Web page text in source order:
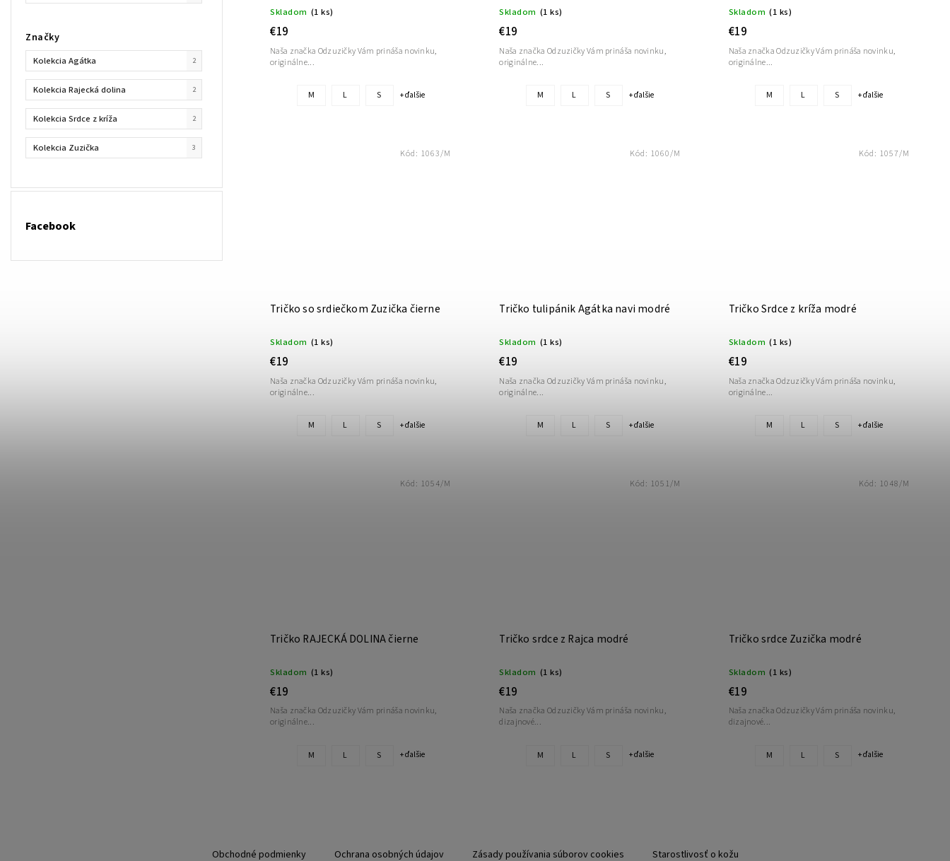
Značky
Kolekcia Agátka 2
Kolekcia Rajecká dolina 2
Kolekcia Srdce z kríža 2
Kolekcia Zuzička 3
Facebook
Skladom (1 ks)
€19
Naša značka Odzuzičky Vám prináša novinku,
originálne...
M L S + ďalšie
Skladom (1 ks)
€19
Naša značka Odzuzičky Vám prináša novinku,
originálne...
M L S + ďalšie
Skladom (1 ks)
€19
Naša značka Odzuzičky Vám prináša novinku,
originálne...
M L S + ďalšie
Tričko so srdiečkom Zuzička čierne
Skladom (1 ks)
€19
Naša značka Odzuzičky Vám prináša novinku,
originálne...
M L S + ďalšie
Kód: 1063/M
Tričko tulipánik Agátka navi modré
Skladom (1 ks)
€19
Naša značka Odzuzičky Vám prináša novinku,
originálne...
M L S + ďalšie
Kód: 1060/M
Tričko Srdce z kríža modré
Skladom (1 ks)
€19
Naša značka Odzuzičky Vám prináša novinku,
originálne...
M L S + ďalšie
Kód: 1057/M
Tričko RAJECKÁ DOLINA čierne
Skladom (1 ks)
€19
Naša značka Odzuzičky Vám prináša novinku,
originálne...
M L S + ďalšie
Kód: 1054/M
Tričko srdce z Rajca modré
Skladom (1 ks)
€19
Naša značka Odzuzičky Vám prináša novinku,
dizajnové...
M L S + ďalšie
Kód: 1051/M
Tričko srdce Zuzička modré
Skladom (1 ks)
€19
Naša značka Odzuzičky Vám prináša novinku,
dizajnové...
M L S + ďalšie
Kód: 1048/M
Obchodné podmienky Ochrana osobných údajov Zásady používania súborov cookies Starostlivosť o kožu